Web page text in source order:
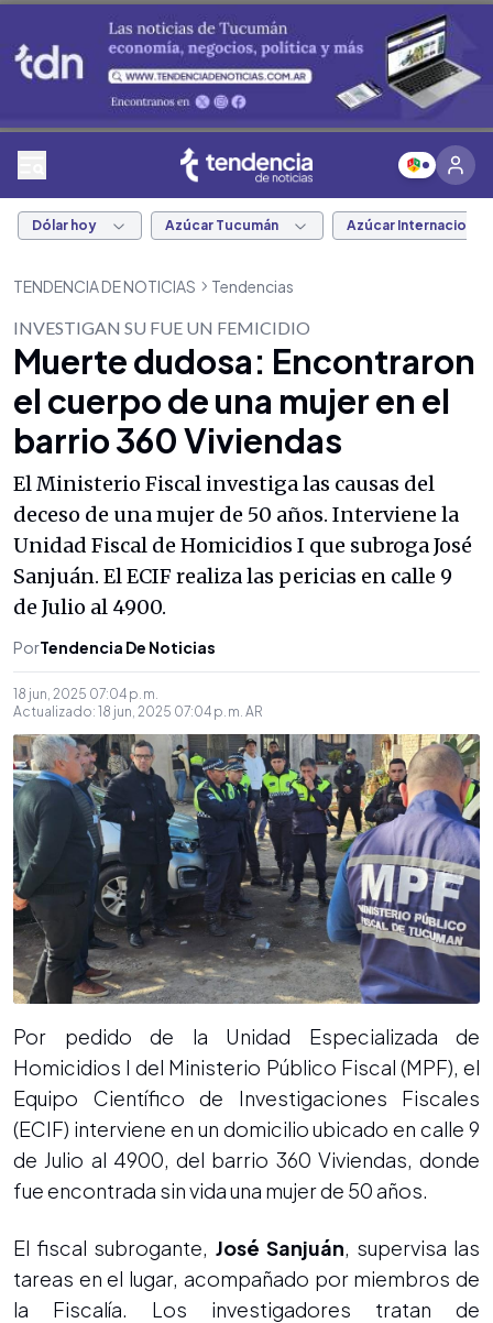
Dólar hoy Azúcar Tucumán Azúcar Internacional
TENDENCIA DE NOTICIAS Tendencias
INVESTIGAN SU FUE UN FEMICIDIO
Muerte dudosa: Encontraron
el cuerpo de una mujer en el
barrio 360 Viviendas
El Ministerio Fiscal investiga las causas del
deceso de una mujer de 50 años. Interviene la
Unidad Fiscal de Homicidios I que subroga José
Sanjuán. El ECIF realiza las pericias en calle 9
de Julio al 4900.
PorTendencia De Noticias
18 jun, 2025 07:04 p. m.
Actualizado: 18 jun, 2025 07:04 p. m. AR
Por pedido de la Unidad Especializada de
Homicidios I del Ministerio Público Fiscal (MPF), el
Equipo Científico de Investigaciones Fiscales
(ECIF) interviene en un domicilio ubicado en calle 9
de Julio al 4900, del barrio 360 Viviendas, donde
fue encontrada sin vida una mujer de 50 años.
El fiscal subrogante, José Sanjuán, supervisa las
tareas en el lugar, acompañado por miembros de
la Fiscalía. Los investigadores tratan de